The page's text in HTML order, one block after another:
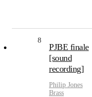
8
PJBE finale
[sound
recording]
Philip Jones
Brass